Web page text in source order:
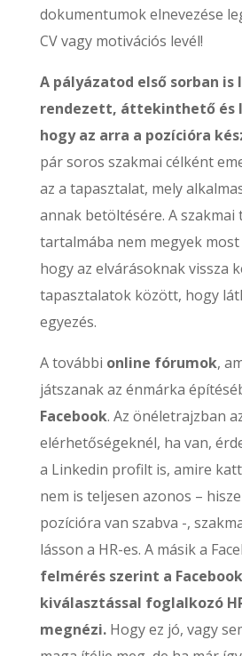
dokumentumok elnevezése
CV vagy motivációs levél!
A pályázatod első sorban is
rendezett, áttekinthető és
hogy az arra a pozícióra
pár soros szakmai célként
az a tapasztalat, mely
annak betöltésére. A
tartalmába nem megyek most
hogy az elvárásoknak vissza
tapasztalatok között, hogy
egyezés.
A további online fórumok,
játszanak az énmárka
Facebook. Az önéletrajzban
elérhetőségeknél, ha van,
a Linkedin profilt is, amire
nem is teljesen azonos –
pozícióra van szabva -,
lásson a HR-es. A másik a
felmérés szerint a
kiválasztással foglalkozó
megnézi.Hogy ez jó, vagy